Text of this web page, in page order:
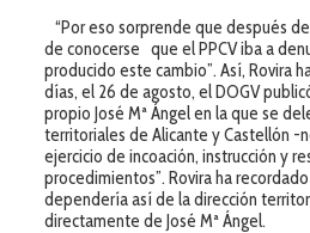
“Por eso sorprende que después
de conocerse que el PPCV iba a
producido este cambio”. Así, Rovira
días, el 26 de agosto, el DOGV
propio José Mª Ángel en la que se
territoriales de Alicante y Castellón -
ejercicio de incoación, instrucción y
procedimientos”. Rovira ha
dependería así de la dirección
directamente de José Mª Ángel.